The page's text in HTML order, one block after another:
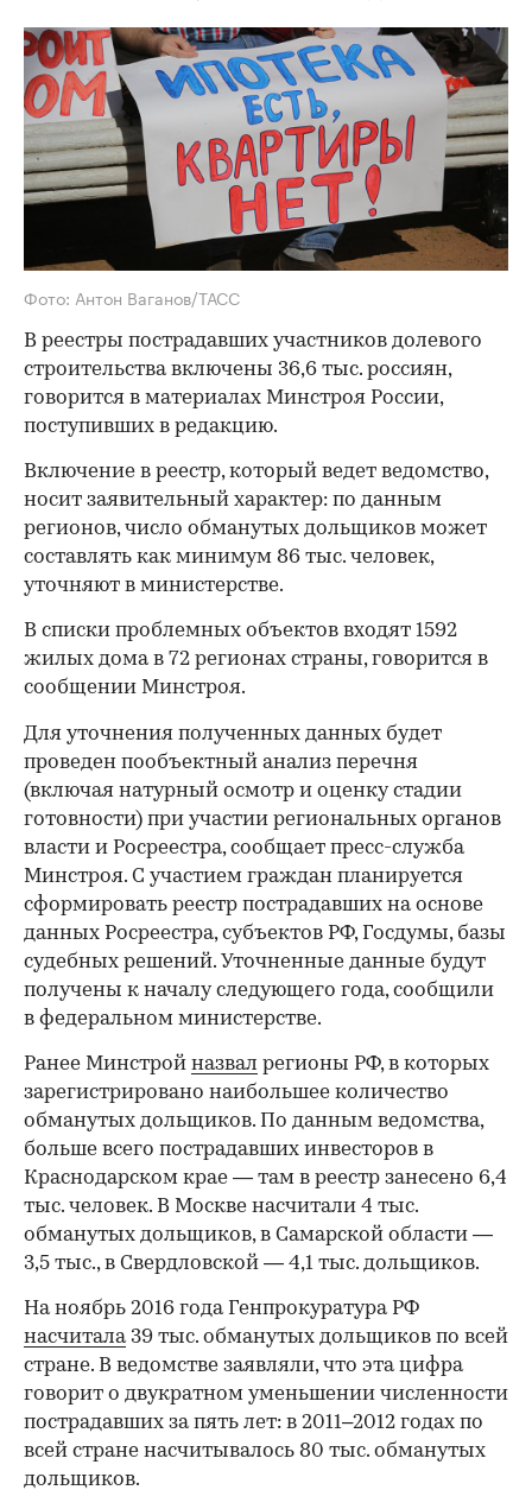
Фото: Антон Ваганов/ТАСС
В реестры пострадавших участников долевого
строительства включены 36,6 тыс. россиян,
говорится в материалах Минстроя России,
поступивших в редакцию.
Включение в реестр, который ведет ведомство,
носит заявительный характер: по данным
регионов, число обманутых дольщиков может
составлять как минимум 86 тыс. человек,
уточняют в министерстве.
В списки проблемных объектов входят 1592
жилых дома в 72 регионах страны, говорится в
сообщении Минстроя.
00:00 / 00:00
Для уточнения полученных данных будет
проведен пообъектный анализ перечня
(включая натурный осмотр и оценку стадии
готовности) при участии региональных органов
власти и Росреестра, сообщает пресс-служба
Минстроя. С участием граждан планируется
сформировать реестр пострадавших на основе
данных Росреестра, субъектов РФ, Госдумы, базы
судебных решений. Уточненные данные будут
получены к началу следующего года, сообщили
в федеральном министерстве.
Ранее Минстрой назвал регионы РФ, в которых
зарегистрировано наибольшее количество
обманутых дольщиков. По данным ведомства,
больше всего пострадавших инвесторов в
Краснодарском крае — там в реестр занесено 6,4
тыс. человек. В Москве насчитали 4 тыс.
обманутых дольщиков, в Самарской области —
3,5 тыс., в Свердловской — 4,1 тыс. дольщиков.
На ноябрь 2016 года Генпрокуратура РФ
насчитала39 тыс. обманутых дольщиков по всей
стране. В ведомстве заявляли, что эта цифра
говорит о двукратном уменьшении численности
пострадавших за пять лет: в 2011–2012 годах по
всей стране насчитывалось 80 тыс. обманутых
дольщиков.